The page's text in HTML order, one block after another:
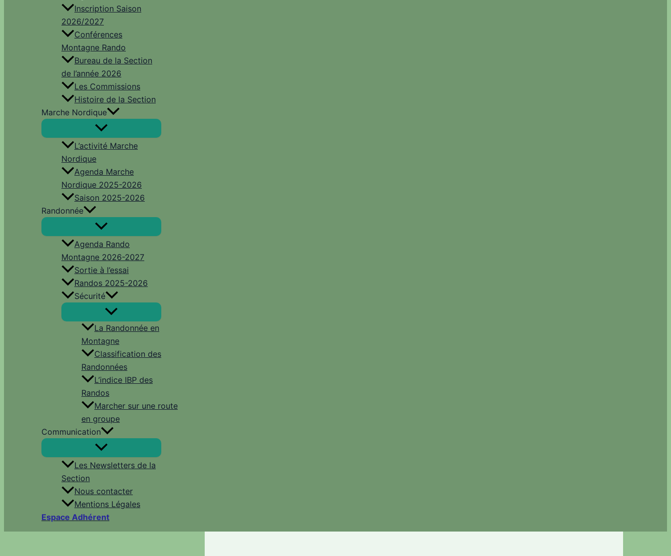
Inscription Saison
2026/2027
Conférences
Montagne Rando
Bureau de la Section
de l’année 2026
Les Commissions
Histoire de la Section
Marche Nordique
L’activité Marche
Nordique
Agenda Marche
Nordique 2025-2026
Saison 2025-2026
Randonnée
Agenda Rando
Montagne 2026-2027
Sortie à l’essai
Randos 2025-2026
Sécurité
La Randonnée en
Montagne
Classification des
Randonnées
L’indice IBP des
Randos
Marcher sur une route
en groupe
Communication
Les Newsletters de la
Section
Nous contacter
Mentions Légales
Espace Adhérent